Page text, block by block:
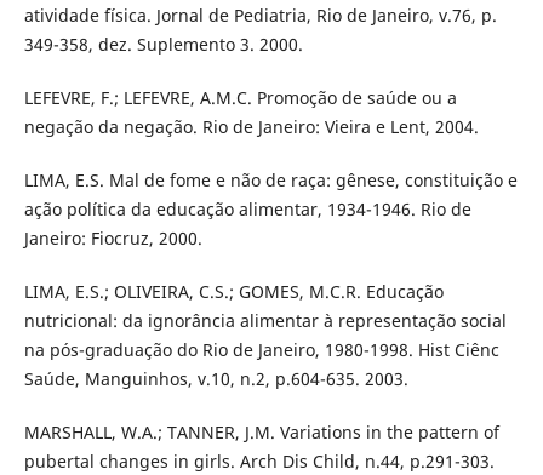
atividade física. Jornal de Pediatria, Rio de Janeiro, v.76, p.
349-358, dez. Suplemento 3. 2000.
LEFEVRE, F.; LEFEVRE, A.M.C. Promoção de saúde ou a
negação da negação. Rio de Janeiro: Vieira e Lent, 2004.
LIMA, E.S. Mal de fome e não de raça: gênese, constituição e
ação política da educação alimentar, 1934-1946. Rio de
Janeiro: Fiocruz, 2000.
LIMA, E.S.; OLIVEIRA, C.S.; GOMES, M.C.R. Educação
nutricional: da ignorância alimentar à representação social
na pós-graduação do Rio de Janeiro, 1980-1998. Hist Ciênc
Saúde, Manguinhos, v.10, n.2, p.604-635. 2003.
MARSHALL, W.A.; TANNER, J.M. Variations in the pattern of
pubertal changes in girls. Arch Dis Child, n.44, p.291-303.